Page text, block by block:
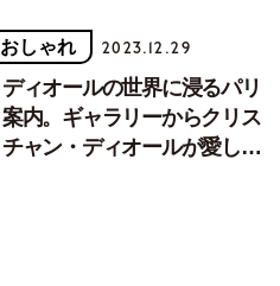
おしゃれ 2023.12.29
ディオールの世界に浸るパリ
案内。ギャラリーからクリス
チャン・ディオールが愛した